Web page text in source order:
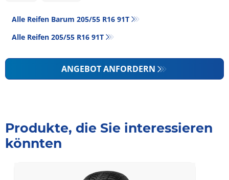
Alle Reifen Barum 205/55 R16 91T
Alle Reifen‎ 205/55 R16 91T
ANGEBOT ANFORDERN
Produkte, die Sie interessieren
könnten